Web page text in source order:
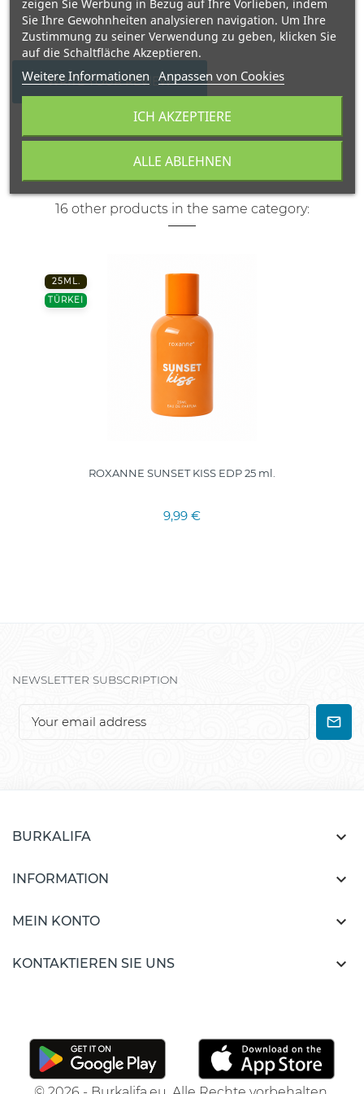
WRITE YOUR REVIEW
16 other products in the same category:
25ML.
TÜRKEI
ROXANNE SUNSET KISS EDP 25 ml.
9,99 €
NEWSLETTER SUBSCRIPTION
BURKALIFA 
INFORMATION 
MEIN KONTO 
KONTAKTIEREN SIE UNS 
zeigen Sie Werbung in Bezug auf Ihre Vorlieben, indem
Sie Ihre Gewohnheiten analysieren navigation. Um Ihre
Zustimmung zu seiner Verwendung zu geben, klicken Sie
auf die Schaltfläche Akzeptieren.
Weitere Informationen Anpassen von Cookies
ALLE ABLEHNEN
ICH AKZEPTIERE